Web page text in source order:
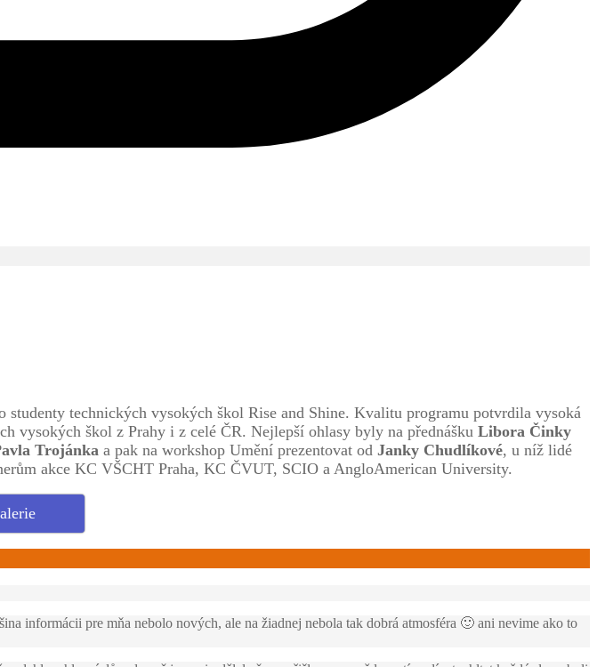
technických vysokých škol Rise and Shine. Kvalitu programu potvrdila vysoká
vysokých škol z Prahy i z celé ČR. Nejlepší ohlasy byly na přednášku Libora Činky
Trojánka a pak na workshop Umění prezentovat od Janky Chudlíkové, u níž lidé
akce KC VŠCHT Praha, KC ČVUT, SCIO a AngloAmerican University.
informácii pre mňa nebolo nových, ale na žiadnej nebola tak dobrá atmosféra 🙂 ani nevime ako to